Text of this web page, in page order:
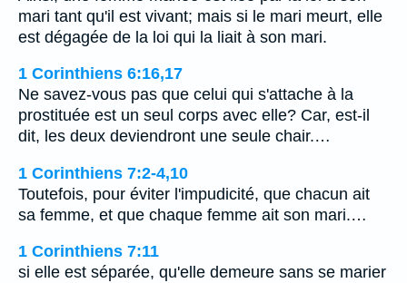
mari tant qu'il est vivant; mais si le mari meurt, elle
est dégagée de la loi qui la liait à son mari.
1 Corinthiens 6:16,17
Ne savez-vous pas que celui qui s'attache à la
prostituée est un seul corps avec elle? Car, est-il
dit, les deux deviendront une seule chair.…
1 Corinthiens 7:2-4,10
Toutefois, pour éviter l'impudicité, que chacun ait
sa femme, et que chaque femme ait son mari.…
1 Corinthiens 7:11
si elle est séparée, qu'elle demeure sans se marier